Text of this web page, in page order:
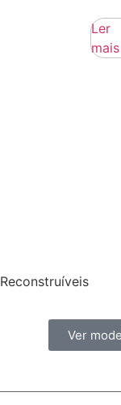
Reconstruíveis
Ver
Ler
mais